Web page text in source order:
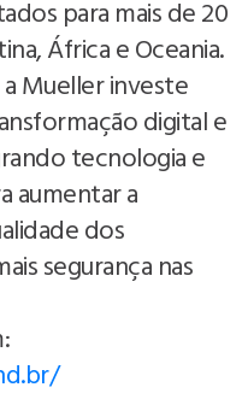
para mais de 20
África e Oceania.
Mueller investe
digital e
tecnologia e
aumentar a
dos
segurança nas